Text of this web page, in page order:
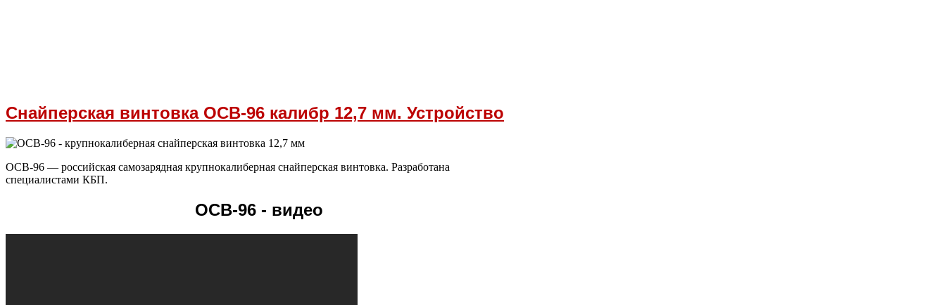
Снайперская винтовка ОСВ-96 калибр 12,7 мм. Устройство
ОСВ-96 — российская самозарядная крупнокалиберная снайперская винтовка. Разработана
специалистами КБП.
ОСВ-96 - видео